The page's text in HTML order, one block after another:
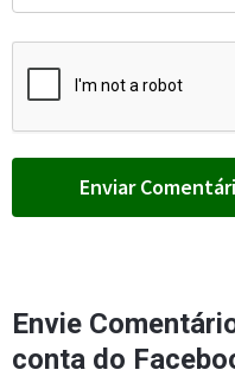
Envie
conta do